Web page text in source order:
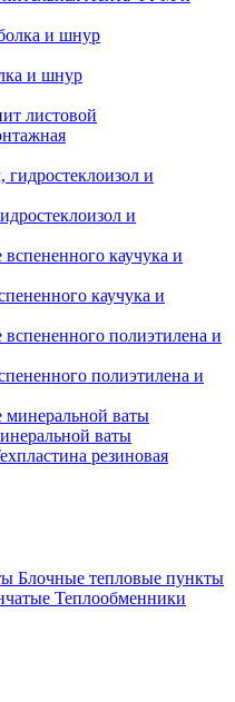
и шнур
листовой
и
каучука и
полиэтилена и
ваты
резиновая
Блочные тепловые пункты
Теплообменники